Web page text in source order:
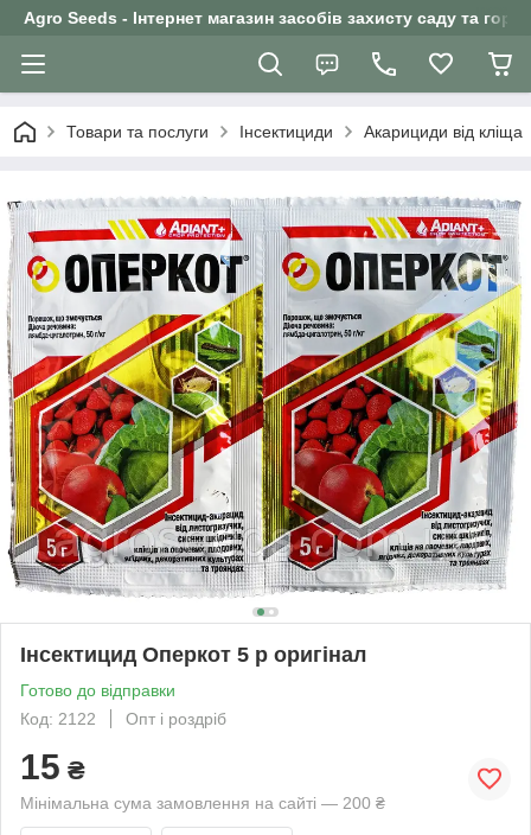
Agro Seeds - Інтернет магазин засобів захисту саду та
Товари та послуги Інсектициди Акарициди від кліща
Інсектицид Оперкот 5 р оригінал
Готово до відправки
Код: 2122
Опт і роздріб
15 ₴
Мінімальна сума замовлення на сайті — 200 ₴